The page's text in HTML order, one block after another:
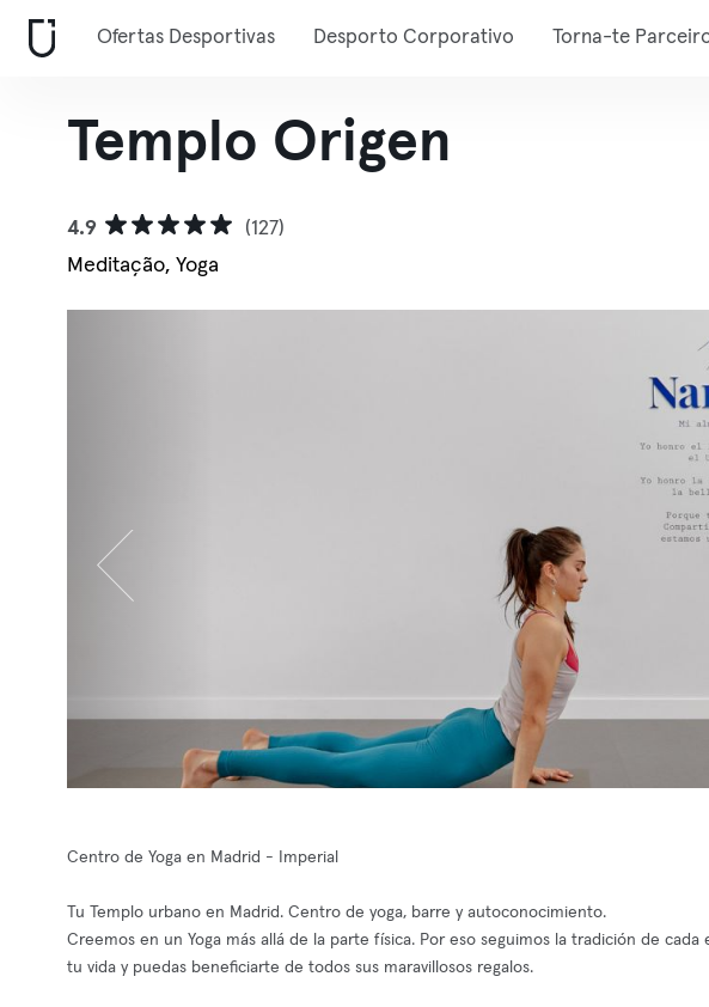
Ofertas Desportivas Desporto Corporativo Torna-te
Templo Origen
4.9
(127)
Meditação, Yoga
Centro de Yoga en Madrid - Imperial
Tu Templo urbano en Madrid. Centro de yoga, barre y autoconocimiento.
Creemos en un Yoga más allá de la parte física. Por eso seguimos la tradición de
tu vida y puedas beneficiarte de todos sus maravillosos regalos.